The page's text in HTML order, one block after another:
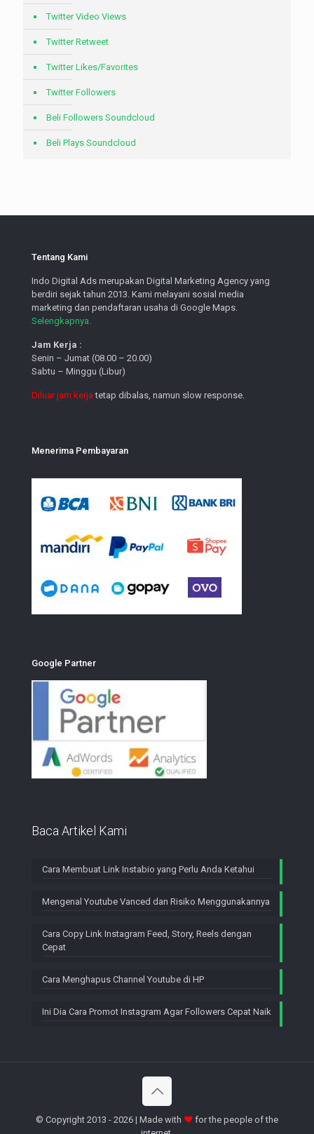
Twitter Video Views
Twitter Retweet
Twitter Likes/Favorites
Twitter Followers
Beli Followers Soundcloud
Beli Plays Soundcloud
Tentang Kami
Indo Digital Ads merupakan Digital Marketing Agency yang
berdiri sejak tahun 2013. Kami melayani sosial media
marketing dan pendaftaran usaha di Google Maps.
Selengkapnya.
Jam Kerja :
Senin – Jumat (08.00 – 20.00)
Sabtu – Minggu (Libur)
Diluar jam kerja tetap dibalas, namun slow response.
Menerima Pembayaran
Google Partner
Baca Artikel Kami
Cara Membuat Link Instabio yang Perlu Anda Ketahui
Mengenal Youtube Vanced dan Risiko Menggunakannya
Cara Copy Link Instagram Feed, Story, Reels dengan
Cepat
Cara Menghapus Channel Youtube di HP
Ini Dia Cara Promot Instagram Agar Followers Cepat Naik
© Copyright 2013 - 2026 | Made with ♥ for the people of the